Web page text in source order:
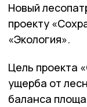
Новый
проекту
«Экология».
Цель проекта
ущерба от
баланса